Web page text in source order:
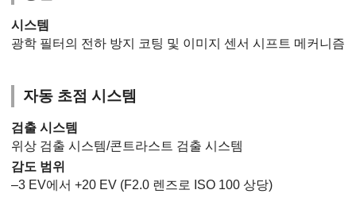
시스템
광학 필터의 전하 방지 코팅 및 이미지 센서 시프트 메커니즘
자동 초점 시스템
검출 시스템
위상 검출 시스템/콘트라스트 검출 시스템
감도 범위
–3 EV에서 +20 EV (F2.0 렌즈로 ISO 100 상당)